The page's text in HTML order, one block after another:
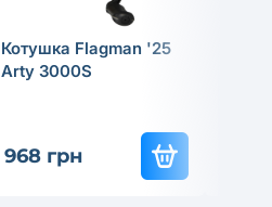
Котушка Flagman '25
Arty 3000S
968 грн